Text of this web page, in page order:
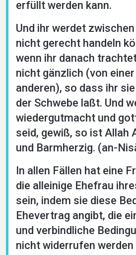
erfüllt werden kann.
Und ihr werdet
nicht gerecht handeln
wenn ihr danach
nicht gänzlich (von
anderen), so dass ihr
der Schwebe laßt. Und
wiedergutmacht und
seid, gewiß, so ist Allah
und Barmherzig. (an-
In allen Fällen hat eine
die alleinige Ehefrau
sein, indem sie diese
Ehevertrag angibt, die
und verbindliche
nicht widerrufen werden